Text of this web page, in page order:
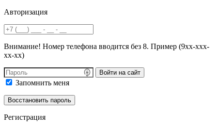
Авторизация
Внимание! Номер телефона вводится без 8. Пример (9хх-ххх-
хх-хх)
Войти на сайт
Запомнить меня
Регистрация